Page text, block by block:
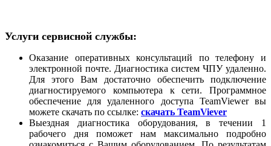
Услуги сервисной службы:
Оказание оперативных консультаций по телефону и
электронной почте. Диагностика систем ЧПУ удаленно.
Для этого Вам достаточно обеспечить подключение
диагностируемого компьютера к сети. Программное
обеспечение для удаленного доступа TeamViewer вы
можете скачать по ссылке: скачать TeamViever
Выездная диагностика оборудования, в течении 1
рабочего дня поможет нам максимально подробно